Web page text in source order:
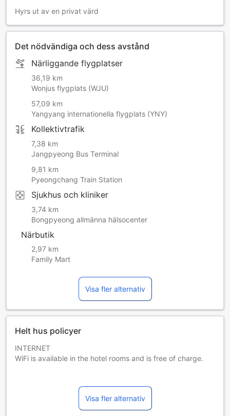
Hyrs ut av en privat värd
Det nödvändiga och dess avstånd
Närliggande flygplatser
36,19 km
Wonjus flygplats (WJU)
57,09 km
Yangyang internationella flygplats (YNY)
Kollektivtrafik
7,38 km
Jangpyeong Bus Terminal
9,81 km
Pyeongchang Train Station
Sjukhus och kliniker
3,74 km
Bongpyeong allmänna hälsocenter
Närbutik
2,97 km
Family Mart
Visa fler alternativ
Helt hus policyer
INTERNET
WiFi is available in the hotel rooms and is free of charge.
Free private parking is possible on site (reservation is not
Visa fler alternativ